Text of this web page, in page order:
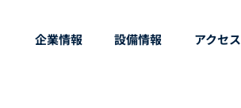
企業情報 設備情報 アクセス